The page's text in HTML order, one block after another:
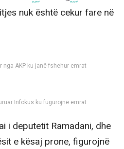
nuk është cekur fare në
nga AKP ku janë fshehur emrat
Infokus ku fugurojnë emrat
i deputetit Ramadani, dhe
e kësaj prone, figurojnë